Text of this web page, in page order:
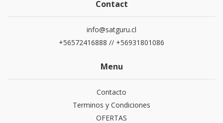
Contact
info@satguru.cl
+56572416888 // +56931801086
Menu
Contacto
Terminos y Condiciones
OFERTAS